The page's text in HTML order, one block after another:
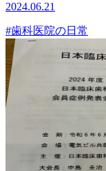
2024.06.21
#歯科医院の日常